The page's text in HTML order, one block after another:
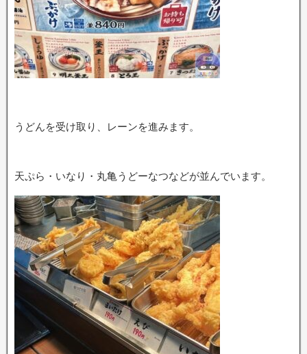
うどんを受け取り、レーンを進みます。
天ぷら・いなり・丸亀うどーなつなどが並んでいます。